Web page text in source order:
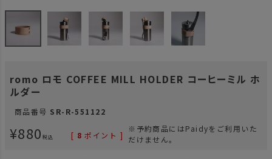
romo ロモ COFFEE MILL HOLDER コーヒーミル ホ
ルダー
商品番号 SR-R-551122
¥880 税込 [ 8 ポイント ]
※予約商品にはPaidyをご利用いた
だけません。